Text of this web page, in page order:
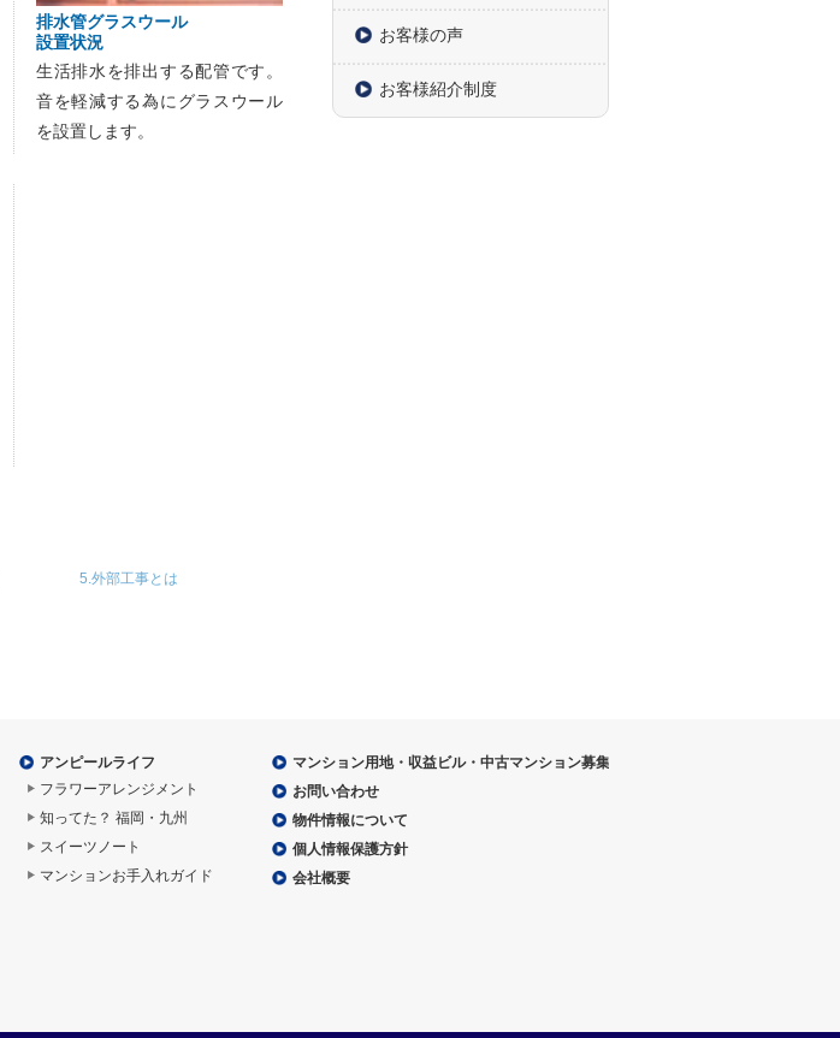
排水管グラスウール
設置状況
生活排水を排出する配管です。
音を軽減する為にグラスウール
を設置します。
5.外部工事とは
お客様の声
お客様紹介制度
アンピールライフ
フラワーアレンジメント
知ってた？ 福岡・九州
スイーツノート
マンションお手入れガイド
マンション用地・収益ビル・中古マンション募集
お問い合わせ
物件情報について
個人情報保護方針
会社概要